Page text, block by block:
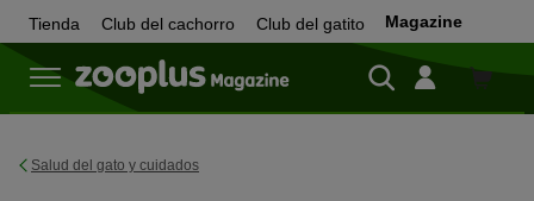
Tienda Club del cachorro Club del gatito Magazine
Tienda
Salud del gato y cuidados